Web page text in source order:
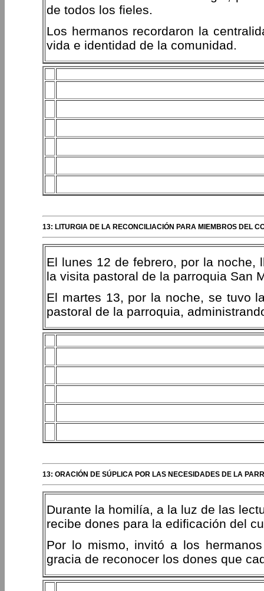
de todos los fieles.
Los hermanos recordaron la
vida e identidad de la comunidad.
13: LITURGIA DE LA RECONCILIACIÓN PARA MIEMBROS DEL
El lunes 12 de febrero, por la noche,
la visita pastoral de la parroquia San
El martes 13, por la noche, se tuvo
pastoral de la parroquia,
13: ORACIÓN DE SÚPLICA POR LAS NECESIDADES DE LA
Durante la homilía, a la luz de las
recibe dones para la edificación del
Por lo mismo, invitó a los
gracia de reconocer los dones que